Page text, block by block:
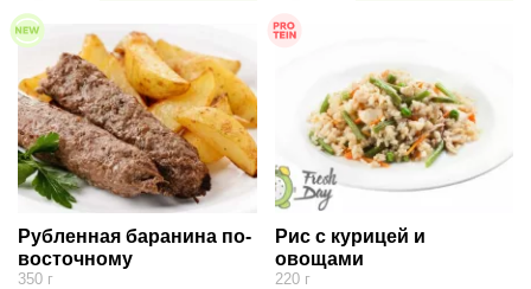
Рубленная баранина по-
восточному
350 г
Рис с курицей и
овощами
220 г